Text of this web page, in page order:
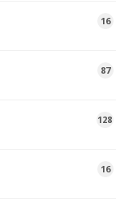
16
87
128
16